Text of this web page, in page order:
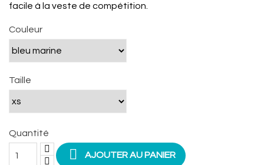
facile à la veste de compétition.
Couleur
Taille
Quantité
 AJOUTER AU PANIER